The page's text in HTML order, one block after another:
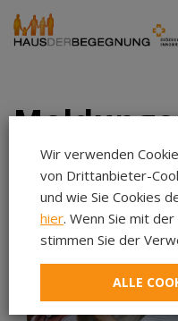
Alle
Wir verwenden
von Drittanbieter-
und wie Sie Cookies
hier. Wenn Sie mit
stimmen Sie der
ALLE